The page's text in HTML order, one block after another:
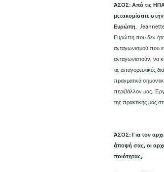
ΆΣΟΣ: Από τις ΗΠΑ
μετακομίσατε στην
Ευρώπη.
Ευρώπη που δεν
ανταγωνισμού που
ανταγωνιστούν, να
τις απαγορευτικές
πραγματικά
περιβάλλον μας.
της πρακτικής μας
ΆΣΟΣ: Για τον
άποψή σας, οι
ποιότητας;